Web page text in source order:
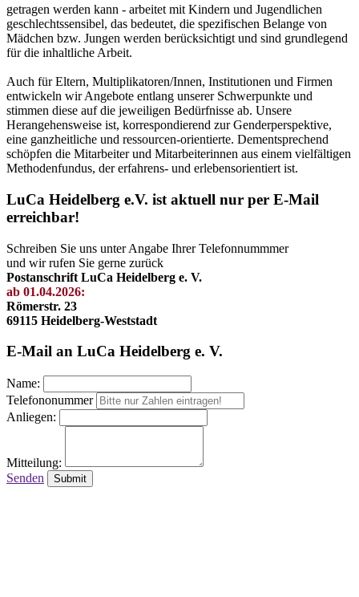
getragen werden kann - arbeitet mit Kindern und Jugendlichen
geschlechtssensibel, das bedeutet, die spezifischen Belange von
Mädchen bzw. Jungen werden berücksichtigt und sind grundlegend
für die inhaltliche Arbeit.
Auch für Eltern, Multiplikatoren/Innen, Institutionen und Firmen
entwickeln wir Angebote entlang unserer Schwerpunkte und
stimmen diese auf die jeweiligen Bedürfnisse ab. Unsere
Herangehensweise ist, korrespondierend zur Genderperspektive,
eine ganzheitliche und ressourcen-orientierte. Dementsprechend
schöpfen die Mitarbeiter und Mitarbeiterinnen aus einem vielfältigen
Methodenfundus, der erfahrens- und erlebensorientiert ist.
LuCa Heidelberg e.V. ist aktuell nur per E-Mail
erreichbar!
Schreiben Sie uns unter Angabe Ihrer Telefonnummmer
und wir rufen Sie gerne zurück
Postanschrift LuCa Heidelberg e. V.
ab 01.04.2026:
Römerstr. 23
69115 Heidelberg-Weststadt
E-Mail an LuCa Heidelberg e. V.
Name:
Telefononummer
Anliegen:
Mitteilung:
Senden